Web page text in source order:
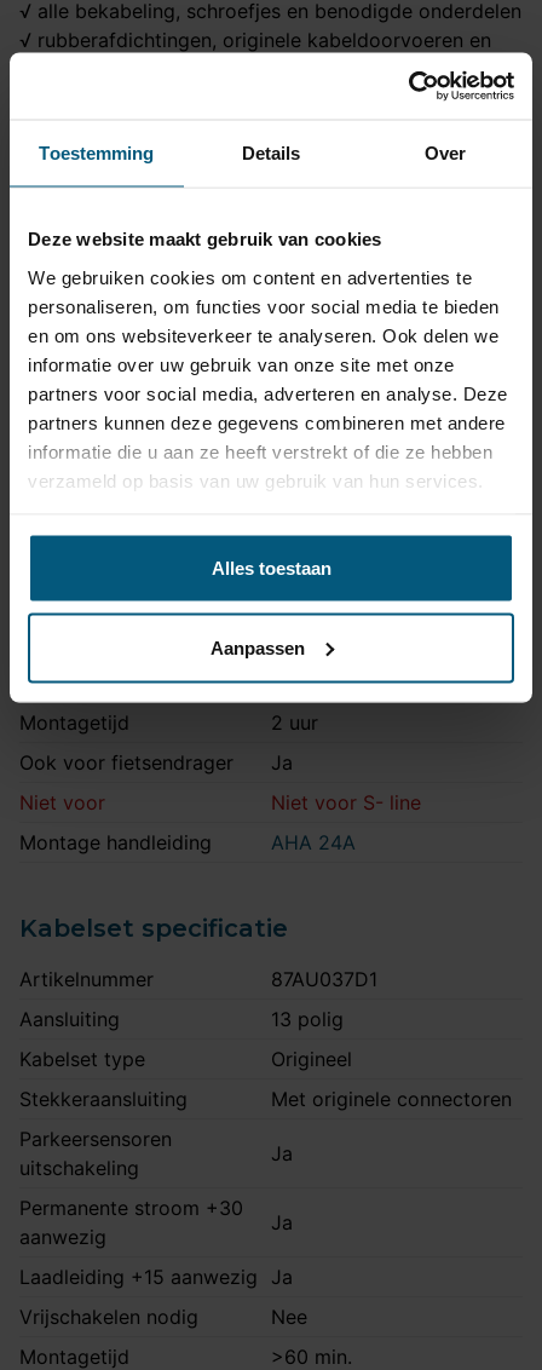
Toestemming Details Over
Deze website maakt gebruik van cookies
We gebruiken cookies om content en advertenties te
personaliseren, om functies voor social media te bieden
en om ons websiteverkeer te analyseren. Ook delen we
informatie over uw gebruik van onze site met onze
partners voor social media, adverteren en analyse. Deze
partners kunnen deze gegevens combineren met andere
informatie die u aan ze heeft verstrekt of die ze hebben
verzameld op basis van uw gebruik van hun services.
Alles toestaan
Aanpassen
√ alle bekabeling, schroefjes en benodigde onderdelen
√ rubberafdichtingen, originele kabeldoorvoeren en
√ wanneer nodig voor een goede werking: trailer of
√ contactdoos - 13 polig
tegen een uitstekende prijs!
Trekhaak specificatie
Artikelnummer
AHA 24A
Trekhaak systeem
Horizontaal afneembaar
Uitvoering
Na afname van de kogel,
blijft de houder van de
trekhaak zichtbaar.
100 kg
Europees keurmerk
Ja
Ja
Uitsnede zichtbaar
Nee
Montagetijd
2 uur
Ook voor fietsendrager
Ja
Niet voor
Niet voor S- line
Montage handleiding
AHA 24A
Kabelset specificatie
Artikelnummer
87AU037D1
Aansluiting
13 polig
Kabelset type
Origineel
Stekkeraansluiting
Met originele connectoren
Parkeersensoren
uitschakeling
Ja
Permanente stroom +30
aanwezig
Ja
Laadleiding +15 aanwezig
Ja
Vrijschakelen nodig
Nee
Montagetijd
>60 min.